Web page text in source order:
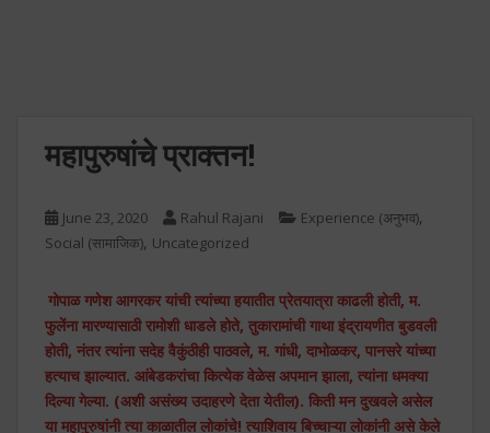
महापुरुषांचे प्राक्तन!
June 23, 2020 Rahul Rajani Experience (अनुभव),
Social (सामाजिक), Uncategorized
गोपाळ गणेश आगरकर यांची त्यांच्या हयातीत प्रेतयात्रा काढली होती, म.
फुलेंना मारण्यासाठी रामोशी धाडले होते, तुकारामांची गाथा इंद्रायणीत बुडवली
होती, नंतर त्यांना सदेह वैकुंठीही पाठवले, म. गांधी, दाभोळकर, पानसरे यांच्या
हत्याच झाल्यात. आंबेडकरांचा कित्येक वेळेस अपमान झाला, त्यांना धमक्या
दिल्या गेल्या. (अशी असंख्य उदाहरणे देता येतील). किती मन दुखवले असेल
या महापुरुषांनी त्या काळातील लोकांचे! त्याशिवाय बिच्चाऱ्या लोकांनी असे केले